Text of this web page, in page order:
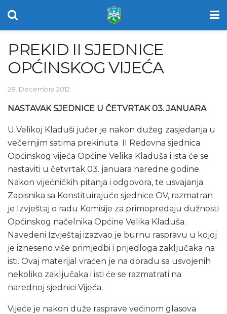
PREKID II SJEDNICE
OPĆINSKOG VIJEĆA
28. Decembra 2012.
NASTAVAK SJEDNICE U ČETVRTAK 03. JANUARA
U Velikoj Kladuši jučer je nakon dužeg zasjedanja u
večernjim satima prekinuta II Redovna sjednica
Općinskog vijeća Općine Velika Kladuša i ista će se
nastaviti u četvrtak 03. januara naredne godine.
Nakon vijećničkih pitanja i odgovora, te usvajanja
Zapisnika sa Konstituirajuće sjednice OV, razmatran
je Izvještaj o radu Komisije za primopredaju dužnosti
Općinskog načelnika Općine Velika Kladuša.
Navedeni Izvještaj izazvao je burnu raspravu u kojoj
je izneseno više primjedbi i prijedloga zaključaka na
isti. Ovaj materijal vraćen je na doradu sa usvojenih
nekoliko zaključaka i isti će se razmatrati na
narednoj sjednici Vijeća.
Vijeće je nakon duže rasprave većinom glasova